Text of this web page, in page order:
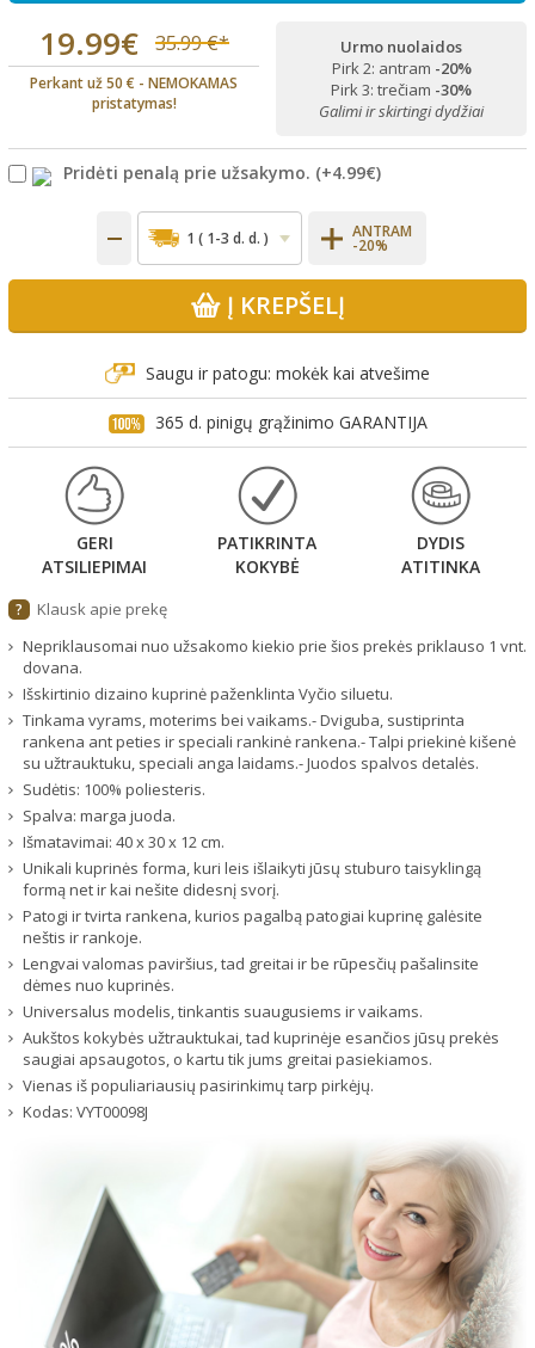
19.99€ 35.99 €*
Perkant už 50 € - NEMOKAMAS
pristatymas!
Urmo nuolaidos
Pirk 2: antram -20%
Pirk 3: trečiam -30%
Galimi ir skirtingi dydžiai
Pridėti penalą prie užsakymo. (+4.99€)
ANTRAM
-20%
Į KREPŠELĮ
Saugu ir patogu: mokėk kai atvešime
365 d. pinigų grąžinimo GARANTIJA
GERI
ATSILIEPIMAI
PATIKRINTA
KOKYBĖ
DYDIS
ATITINKA
?
Klausk apie prekę
Nepriklausomai nuo užsakomo kiekio prie šios prekės priklauso 1 vnt.
dovana.
Išskirtinio dizaino kuprinė paženklinta Vyčio siluetu.
Tinkama vyrams, moterims bei vaikams.- Dviguba, sustiprinta
rankena ant peties ir speciali rankinė rankena.- Talpi priekinė kišenė
su užtrauktuku, speciali anga laidams.- Juodos spalvos detalės.
Sudėtis: 100% poliesteris.
Spalva: marga juoda.
Išmatavimai: 40 x 30 x 12 cm.
Unikali kuprinės forma, kuri leis išlaikyti jūsų stuburo taisyklingą
formą net ir kai nešite didesnį svorį.
Patogi ir tvirta rankena, kurios pagalbą patogiai kuprinę galėsite
neštis ir rankoje.
Lengvai valomas paviršius, tad greitai ir be rūpesčių pašalinsite
dėmes nuo kuprinės.
Universalus modelis, tinkantis suaugusiems ir vaikams.
Aukštos kokybės užtrauktukai, tad kuprinėje esančios jūsų prekės
saugiai apsaugotos, o kartu tik jums greitai pasiekiamos.
Vienas iš populiariausių pasirinkimų tarp pirkėjų.
Kodas: VYT00098J